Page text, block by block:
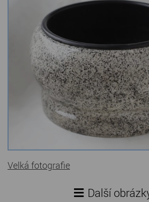
Lávové grilovací kameny
Kamenné truhlíky
Chladící kostky a puky
Doplňky do kuchyně
Hřbitovní doplňky
Zvířecí náhrobky a pomníčky
Kamenné stoly, konferenční
Barevné kamenné drti
Štípané kamenné obklady
Dárkové předměty z
Velká fotografie
Další